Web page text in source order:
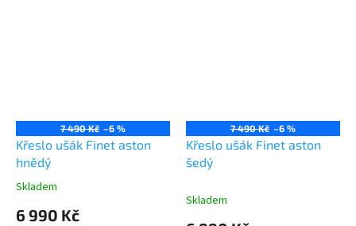
7 490 Kč –6 %
Křeslo ušák Finet aston
hnědý
Průměrné
produktu
Skladem
6 990 Kč
7 490 Kč –6 %
Křeslo ušák Finet aston
šedý
Skladem